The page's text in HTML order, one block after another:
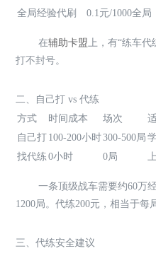
全局经验代刷
0.1元/1000全局
在辅助卡盟上，有“练车代
打不封号。
二、自己打 vs 代练
方式
时间成本 场次
自己打 100-200小时300-500局
找代练 0小时 0局
一条顶级战车需要约60万
1200局。代练200元，相当于每
三、代练安全建议